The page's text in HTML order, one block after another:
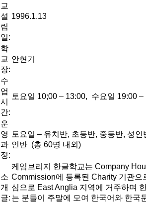
교
설
립
일:
1996.1.13
학
교
장:
안현기
수
업
시
간:
토요일 10;00 – 13:00, 수요일 19:00 –
운
영
과
정:
토요일 – 유치반, 초등반, 중등반, 성
인반 (총 60명 내외)
소
개
글:
케임브리지 한글학교는 Company
Commission에 등록된 Charity 기관으
심으로 East Anglia 지역에 거주하며
는 분들이 주말에 모여 한국어와 한국